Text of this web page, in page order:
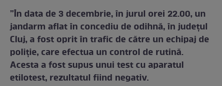
”În data de 3 decembrie, în jurul orei 22.00, un
jandarm aflat în concediu de odihnă, în judeţul
Cluj, a fost oprit în trafic de către un echipaj de
poliţie, care efectua un control de rutină.
Acesta a fost supus unui test cu aparatul
etilotest, rezultatul fiind negativ.